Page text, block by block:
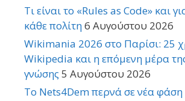
Τι είναι το «Rules as Code» και
κάθε πολίτη6 Αυγούστου 2026
Wikimania 2026 στο Παρίσι: 25
Wikipedia και η επόμενη μέρα
γνώσης 5 Αυγούστου 2026
Το Nets4Dem περνά σε νέα